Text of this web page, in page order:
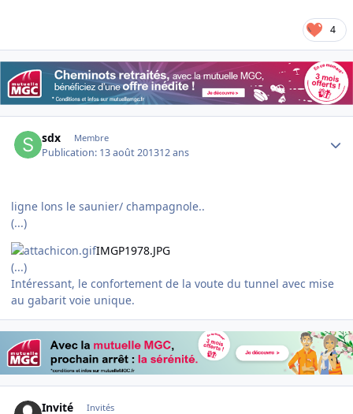
4
sdx Membre
Publication: 13 août 201312 ans
ligne lons le saunier/ champagnole..
(...)
IMGP1978.JPG
(...)
Intéressant, le confortement de la voute du tunnel avec mise
au gabarit voie unique.
Invité Invités